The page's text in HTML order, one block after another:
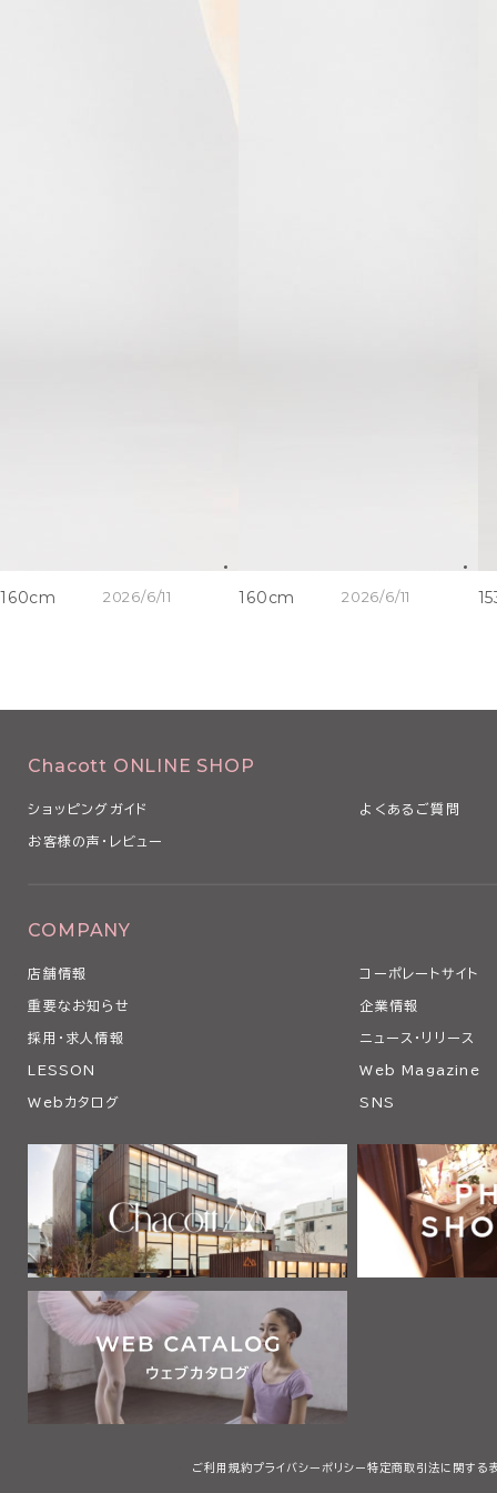
160cm 2026/6/11 160cm 2026/6/11
Chacott ONLINE SHOP
ショッピングガイド よくあるご質問
お客様の声・レビュー
COMPANY
店舗情報 コーポレートサイト
重要なお知らせ 企業情報
採用・求人情報 ニュース・リリース
LESSON Web Magazine
Webカタログ SNS
ご利用規約プライバシーポリシー 特定商取引法に関する